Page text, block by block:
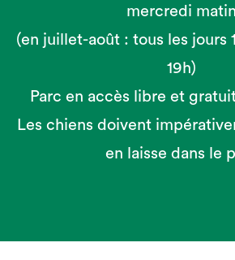
mercredi matin
(en juillet-août : tous les jours
19h)
Parc en accès libre et
Les chiens doivent
en laisse dans le